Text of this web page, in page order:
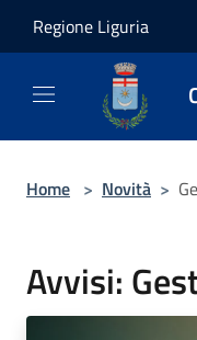
Regione Liguria
Home > Novità >
Avvisi: